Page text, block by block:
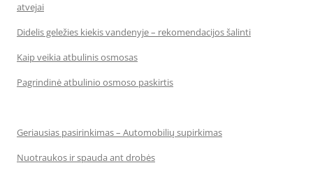
atvejai
Didelis geležies kiekis vandenyje – rekomendacijos šalinti
Kaip veikia atbulinis osmosas
Pagrindinė atbulinio osmoso paskirtis
Geriausias pasirinkimas – Automobilių supirkimas
Nuotraukos ir spauda ant drobės